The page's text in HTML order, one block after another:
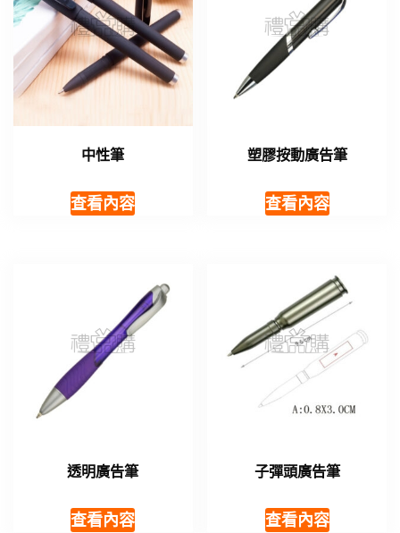
中性筆
查看內容
塑膠按動廣告筆
查看內容
透明廣告筆
查看內容
子彈頭廣告筆
查看內容